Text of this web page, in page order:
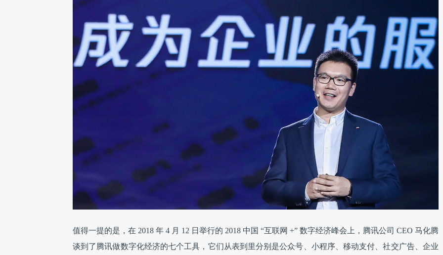
值得一提的是，在 2018 年 4 月 12 日举行的 2018 中国 “互联网 +” 数字经济峰会上，腾讯公司 CEO 马化腾
谈到了腾讯做数字化经济的七个工具，它们从表到里分别是公众号、小程序、移动支付、社交广告、企业